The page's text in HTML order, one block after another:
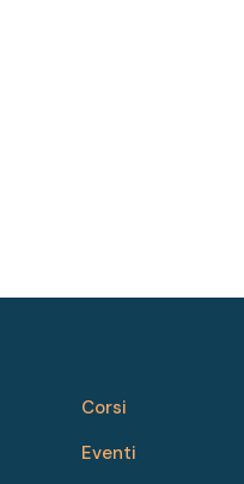
Corsi
Eventi